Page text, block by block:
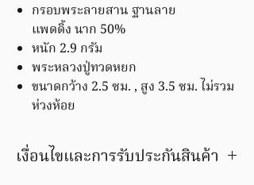
กรอบพระลายสาน ฐานลาย
แพดดิ้ง นาก 50%
หนัก 2.9 กรัม
พระหลวงปู่ทวดหยก
ขนาดกว้าง 2.5 ซม. , สูง 3.5 ซม. ไม่รวม
ห่วงห้อย
เงื่อนไขและการรับประกันสินค้า